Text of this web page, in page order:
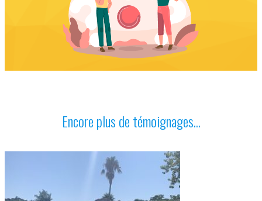
Encore plus de témoignages...